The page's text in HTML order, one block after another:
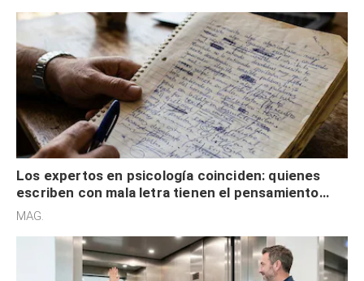
Los expertos en psicología coinciden: quienes
escriben con mala letra tienen el pensamiento
acelerado y no lo hacen por desinterés
MAG.